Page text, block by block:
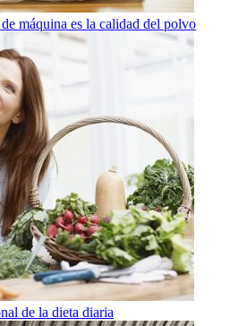
máquina es la calidad del polvo
de la dieta diaria